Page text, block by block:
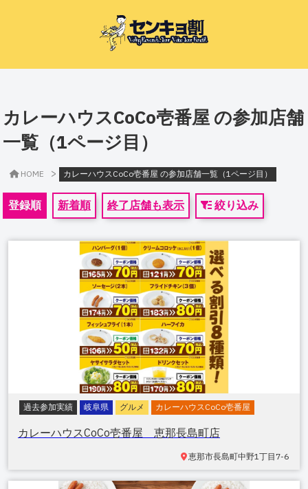
カレーハウスCoCo壱番屋 の参加店舗
一覧（1ページ目）
HOME > カレーハウスCoCo壱番屋 の参加店舗一覧（1ページ目）
登録順 新着順 終了店舗も表示 絞り込み
過去参加実績 岐阜県 グルメ カレーハウスCoCo壱番屋
カレーハウスCoCo壱番屋 恵那長島町店
恵那市長島町中野1丁目7-6